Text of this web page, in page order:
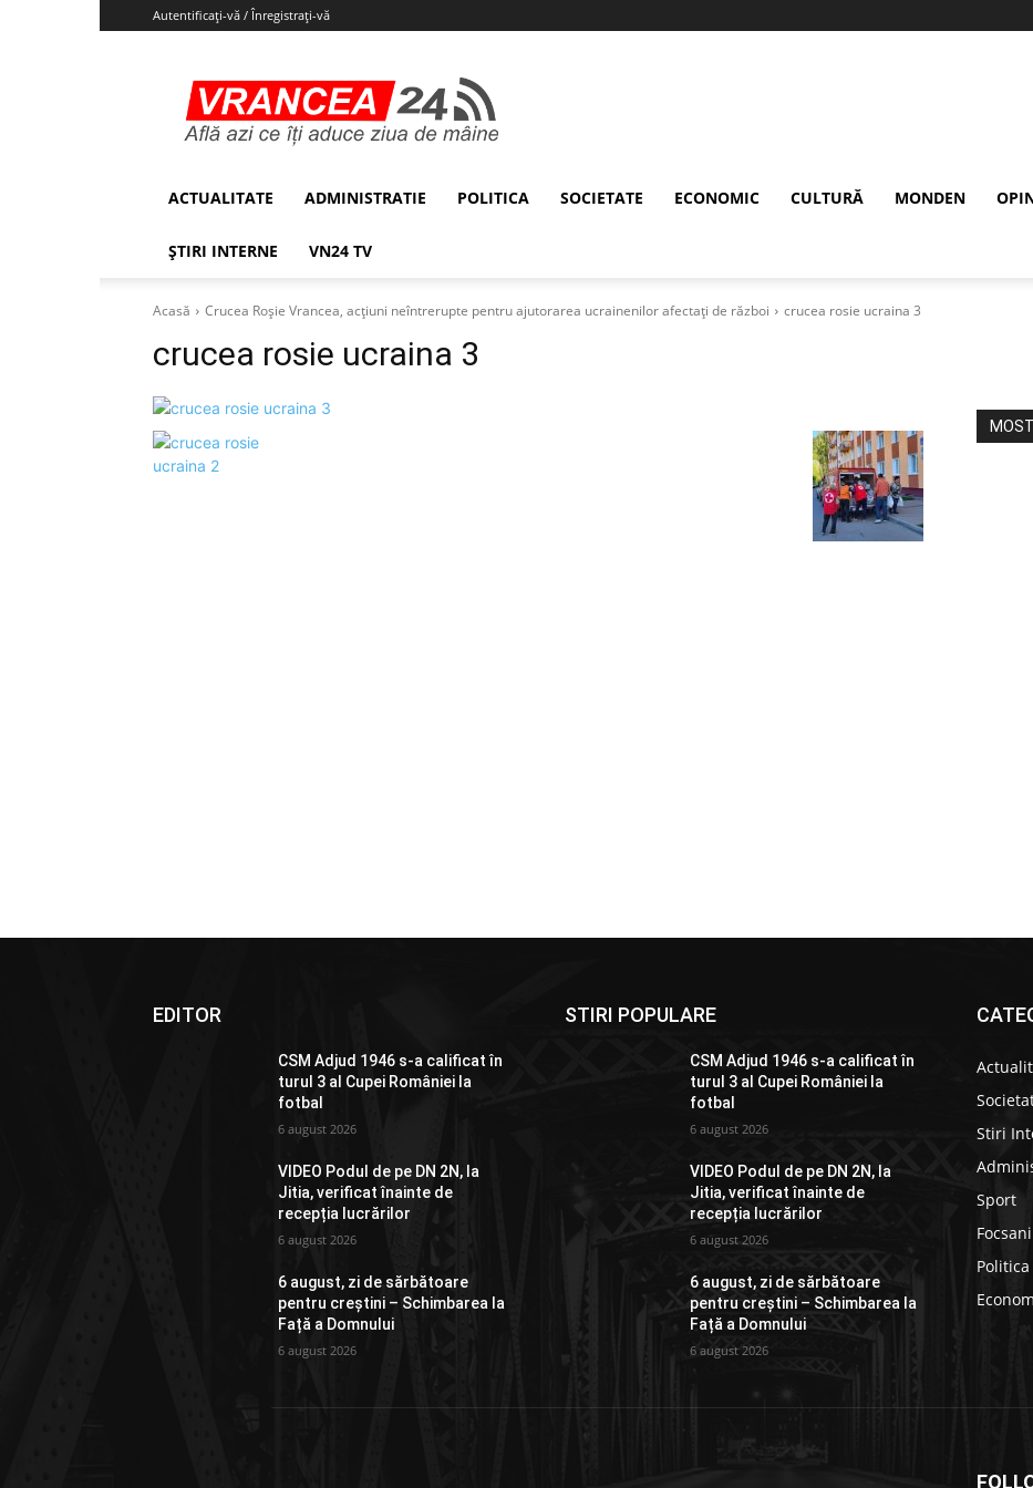
Autentificați-vă / Înregistrați-vă
ACTUALITATE ADMINISTRATIE POLITICA SOCIETATE ECONOMIC CULTURĂ MONDEN
ȘTIRI INTERNE VN24 TV
Acasă Crucea Roșie Vrancea, acțiuni neîntrerupte pentru ajutorarea ucrainenilor afectați de război crucea rosie ucraina 3
crucea rosie ucraina 3
EDITOR
CSM Adjud 1946 s-a calificat în
turul 3 al Cupei României la
fotbal
6 august 2026
VIDEO Podul de pe DN 2N, la
Jitia, verificat înainte de
recepția lucrărilor
6 august 2026
6 august, zi de sărbătoare
pentru creștini – Schimbarea la
Față a Domnului
6 august 2026
STIRI POPULARE
CSM Adjud 1946 s-a calificat în
turul 3 al Cupei României la
fotbal
6 august 2026
VIDEO Podul de pe DN 2N, la
Jitia, verificat înainte de
recepția lucrărilor
6 august 2026
6 august, zi de sărbătoare
pentru creștini – Schimbarea la
Față a Domnului
6 august 2026
Stiri
Sport
Focsani
Politica